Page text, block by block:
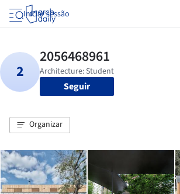
Iniciar sessão
Seguir
Organizar